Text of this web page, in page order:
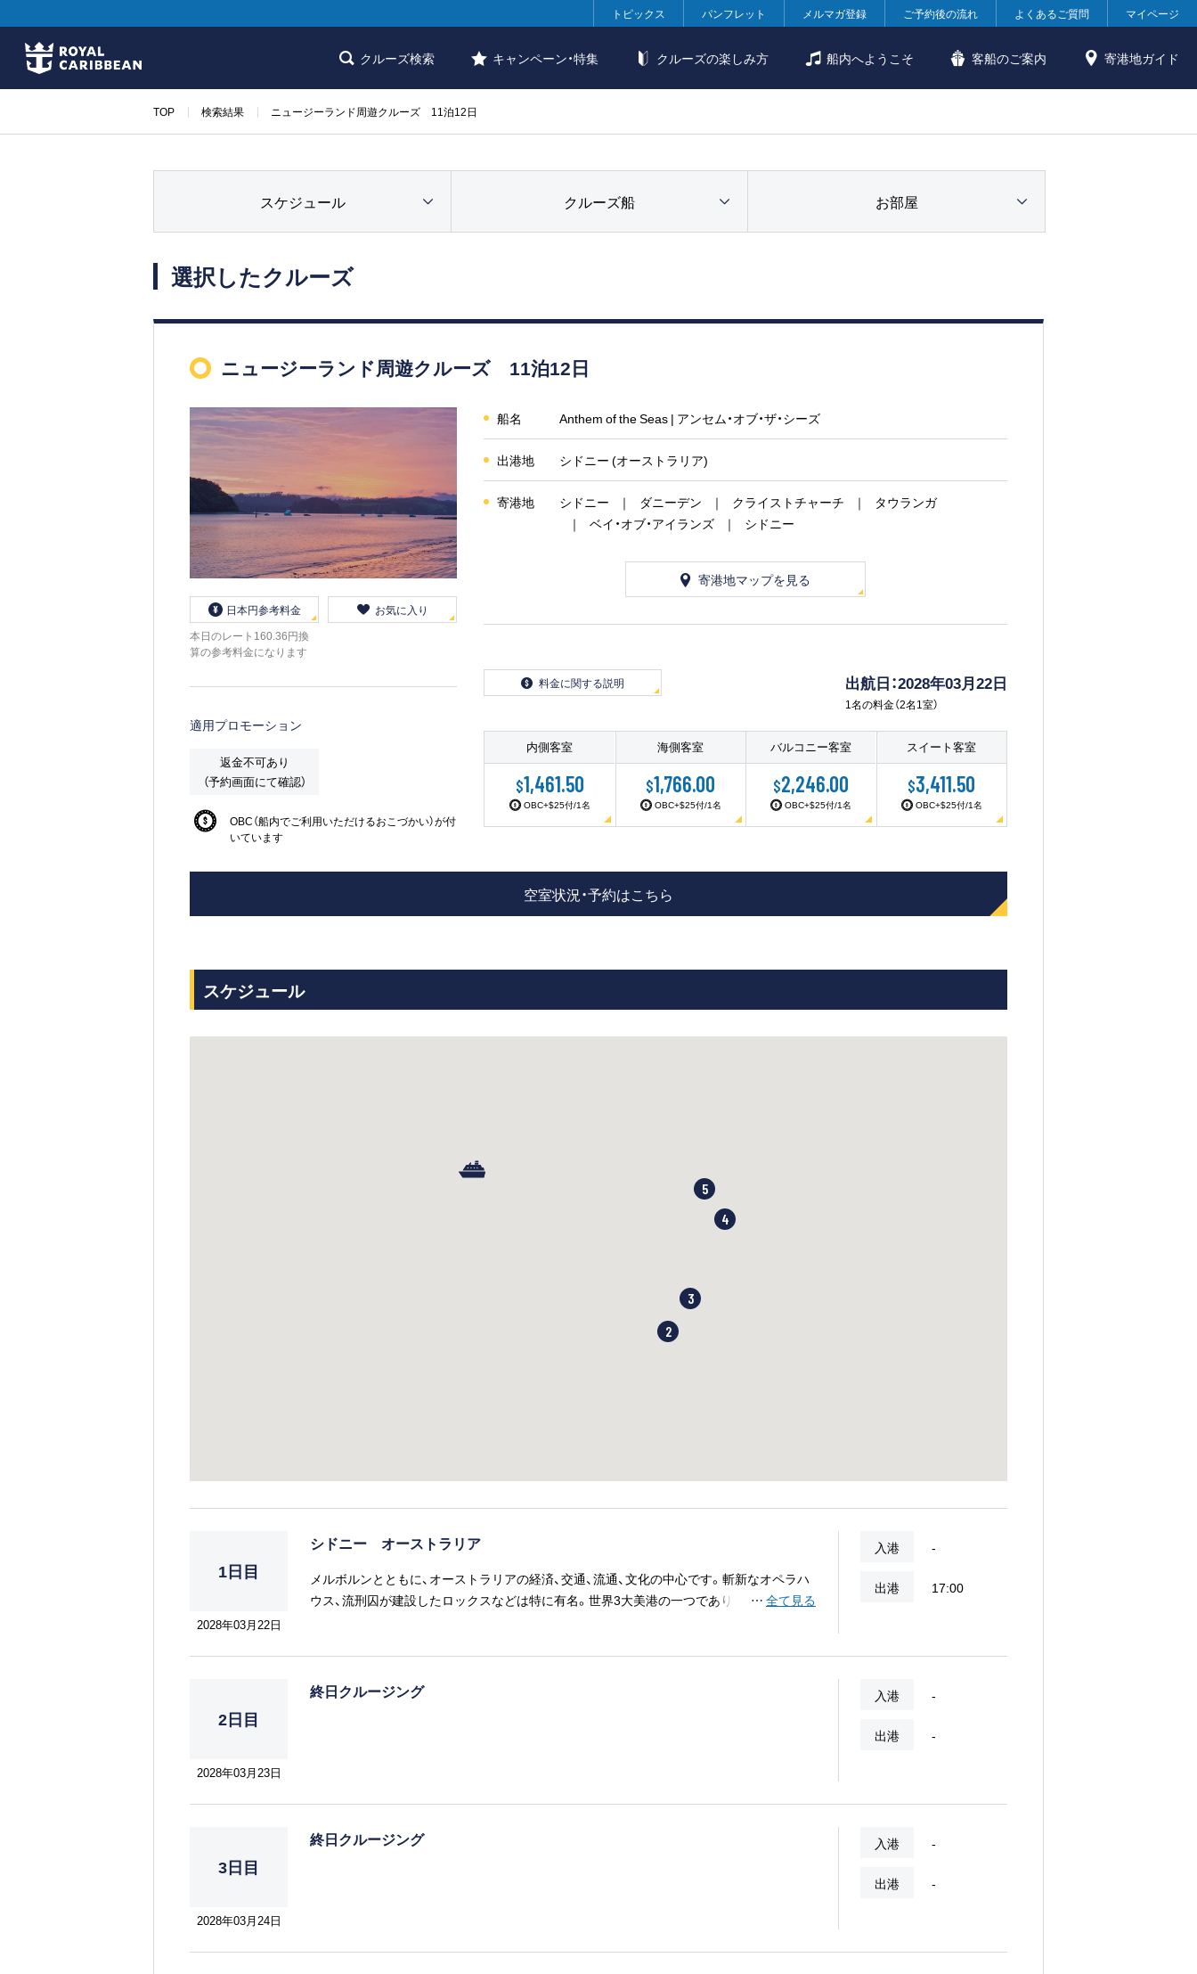
トピックス パンフレット メルマガ登録 ご予約後の流れ よくあるご質問 マイページ
クルーズ検索 キャンペーン・特集 クルーズの楽しみ方 船内へようこそ 客船のご案内 寄港地ガイド
TOP 検索結果 ニュージーランド周遊クルーズ 11泊12日
スケジュール クルーズ船 お部屋
選択したクルーズ
ニュージーランド周遊クルーズ 11泊12日
船名 Anthem of the Seas | アンセム・オブ・ザ・シーズ
出港地 シドニー (オーストラリア)
寄港地 シドニー ダニーデン クライストチャーチ
タウランガ
ベイ・オブ・アイランズ
シドニー
寄港地マップを見る
出航日：2028年03月22日
1名の料金（2名1室）
料金に関する説明
内側客室
$1,461.50
OBC+$25付/1名
海側客室
$1,766.00
OBC+$25付/1名
バルコニー客室
$2,246.00
OBC+$25付/1名
スイート客室
$3,411.50
OBC+$25付/1名
日本円参考料金
本日のレート160.36円換
算の参考料金になります
お気に入り
適用プロモーション
返金不可あり
（予約画面にて確認）
OBC（船内でご利用いただけるおこづかい）が付
いています
空室状況・予約はこちら
スケジュール
2
3
4
5
1日目
2028年03月22日
シドニー オーストラリア
メルボルンとともに、オーストラリアの経済、交通、流通、文化の中心です。斬新なオペラハ
ウス、流刑囚が建設したロックスなどは特に有名。世界3大美港の一つであり、ボンダイビー
… 全て見る
入港 -
出港 17:00
2日目
2028年03月23日
終日クルージング 入港 -
出港 -
3日目
2028年03月24日
終日クルージング 入港 -
出港 -